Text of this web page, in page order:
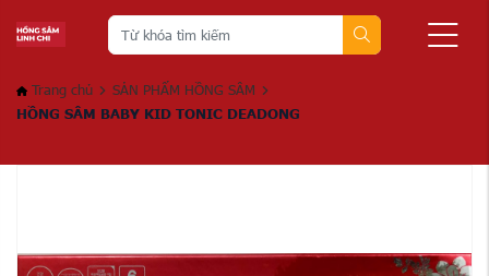
Trang chủ
SẢN PHẨM HỒNG SÂM
HỒNG SÂM BABY KID TONIC DEADONG